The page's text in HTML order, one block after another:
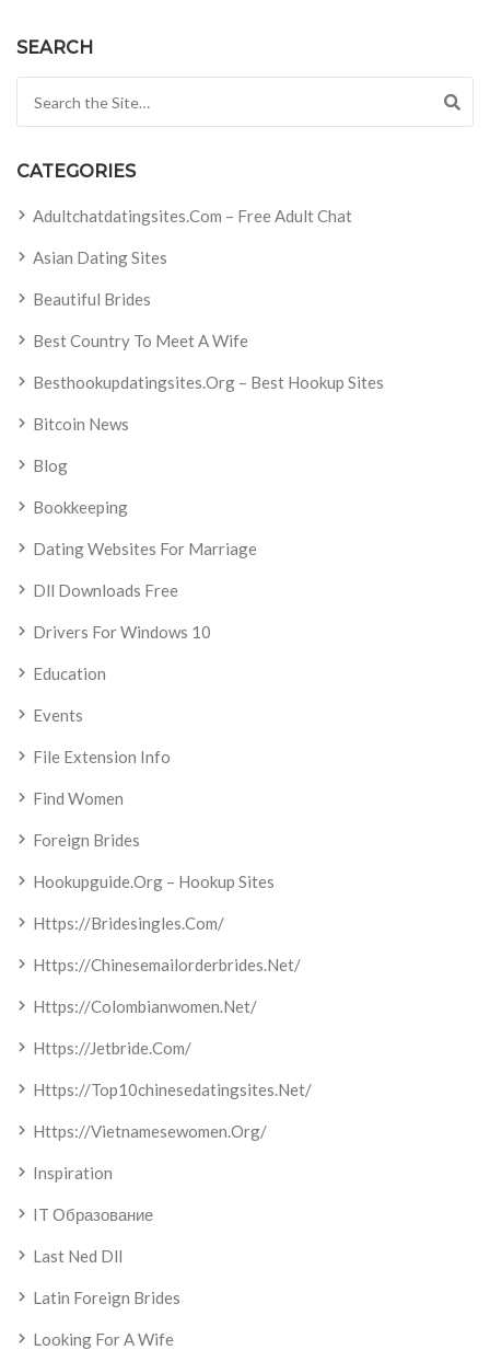
SEARCH
CATEGORIES
Adultchatdatingsites.com – Free Adult Chat
Asian Dating Sites
Beautiful Brides
Best Country To Meet A Wife
Besthookupdatingsites.org – Best Hookup Sites
Bitcoin News
Blog
Bookkeeping
Dating Websites For Marriage
Dll Downloads Free
Drivers For Windows 10
Education
Events
File Extension Info
Find Women
Foreign Brides
Hookupguide.org – Hookup Sites
Https://bridesingles.com/
Https://chinesemailorderbrides.net/
Https://colombianwomen.net/
Https://jetbride.com/
Https://top10chinesedatingsites.net/
Https://vietnamesewomen.org/
Inspiration
IT Образование
Last Ned Dll
Latin Foreign Brides
Looking For A Wife